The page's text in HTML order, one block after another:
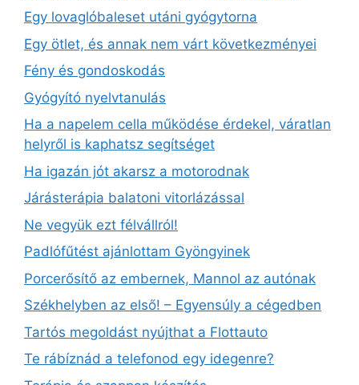
Egy lovaglóbaleset utáni gyógytorna
Egy ötlet, és annak nem várt következményei
Fény és gondoskodás
Gyógyító nyelvtanulás
Ha a napelem cella működése érdekel, váratlan
helyről is kaphatsz segítséget
Ha igazán jót akarsz a motorodnak
Járásterápia balatoni vitorlázással
Ne vegyük ezt félvállról!
Padlófűtést ajánlottam Gyöngyinek
Porcerősítő az embernek, Mannol az autónak
Székhelyben az első! – Egyensúly a cégedben
Tartós megoldást nyújthat a Flottauto
Te rábíznád a telefonod egy idegenre?